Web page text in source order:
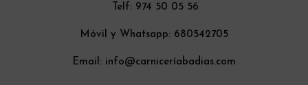
Telf: 974 50 05 56
Móvil y Whatsapp: 680542705
Email: info@carniceríabadias.com